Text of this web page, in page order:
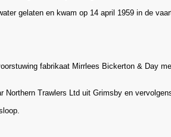
gelaten en kwam op 14 april 1959 in de
fabrikaat Mirrlees Bickerton & Day
Northern Trawlers Ltd uit Grimsby en